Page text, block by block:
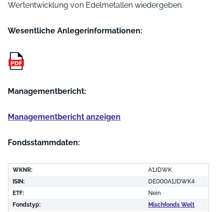
Wertentwicklung von Edelmetallen wiedergeben.
Wesentliche Anleger­informationen:
Managementbericht:
Managementbericht anzeigen
Fondsstammdaten:
WKNR:
A1JDWK
ISIN:
DE000A1JDWK4
ETF:
Nein
Fondstyp:
Mischfonds Welt